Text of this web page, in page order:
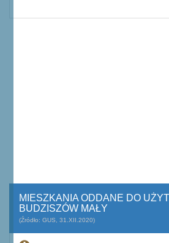
MIESZKANIA ODDANE DO
BUDZISZÓW MAŁY
(Źródło: GUS, 31.XII.2020)